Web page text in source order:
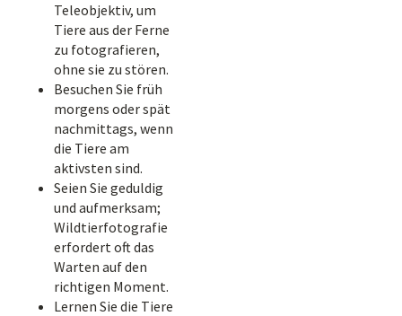
Teleobjektiv, um
Tiere aus der Ferne
zu fotografieren,
ohne sie zu stören.
Besuchen Sie früh
morgens oder spät
nachmittags, wenn
die Tiere am
aktivsten sind.
Seien Sie geduldig
und aufmerksam;
Wildtierfotografie
erfordert oft das
Warten auf den
richtigen Moment.
Lernen Sie die Tiere